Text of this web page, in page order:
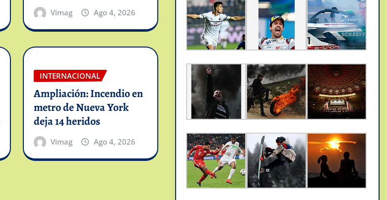
Vimag Ago 4, 2026
INTERNACIONAL
Ampliación: Incendio en
metro de Nueva York
deja 14 heridos
Vimag Ago 4, 2026